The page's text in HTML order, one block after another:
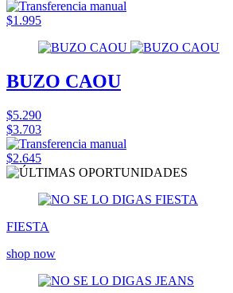
$1.995
BUZO CAOU
$5.290
$3.703
$2.645
FIESTA
shop now